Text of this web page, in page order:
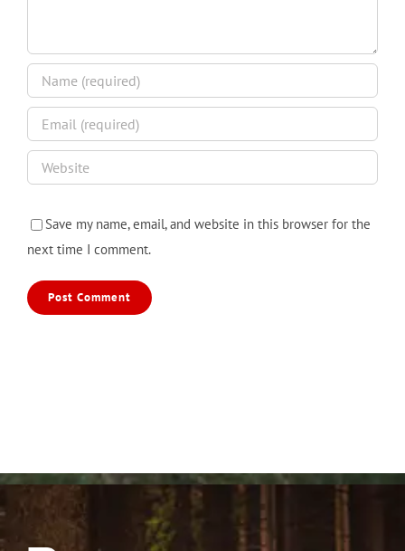
Save my name, email, and website in this browser for the
next time I comment.